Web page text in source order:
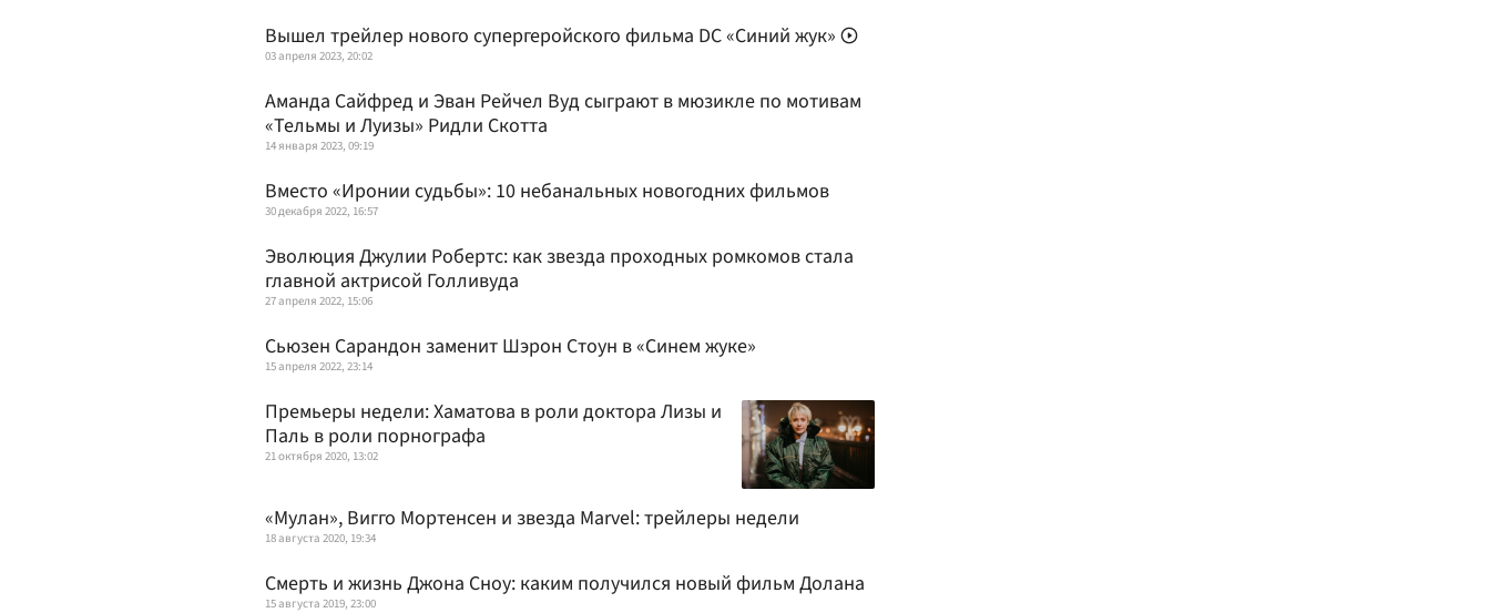
Вышел трейлер нового супергеройского фильма DC «Синий жук»
03 апреля 2023, 20:02
Аманда Сайфред и Эван Рейчел Вуд сыграют в мюзикле по мотивам
«Тельмы и Луизы» Ридли Скотта
14 января 2023, 09:19
Вместо «Иронии судьбы»: 10 небанальных новогодних фильмов
30 декабря 2022, 16:57
Эволюция Джулии Робертс: как звезда проходных ромкомов стала
главной актрисой Голливуда
27 апреля 2022, 15:06
Сьюзен Сарандон заменит Шэрон Стоун в «Синем жуке»
15 апреля 2022, 23:14
Премьеры недели: Хаматова в роли доктора Лизы и
Паль в роли порнографа
21 октября 2020, 13:02
«Мулан», Вигго Мортенсен и звезда Marvel: трейлеры недели
18 августа 2020, 19:34
Смерть и жизнь Джона Сноу: каким получился новый фильм Долана
15 августа 2019, 23:00